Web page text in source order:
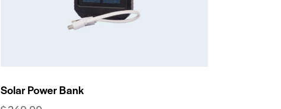
Solar Power Bank